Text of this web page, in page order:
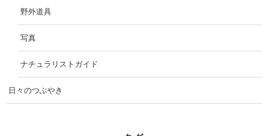
野外道具
写真
ナチュラリストガイド
日々のつぶやき